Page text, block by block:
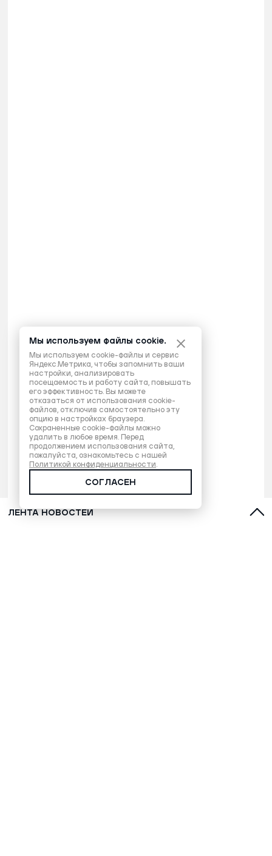
ЛЕНТА НОВОСТЕЙ
Мы используем файлы cookie.
Мы используем cookie-файлы и сервис
Яндекс.Метрика, чтобы запомнить ваши
настройки, анализировать
посещаемость и работу сайта, повышать
его эффективность. Вы можете
отказаться от использования cookie-
файлов, отключив самостоятельно эту
опцию в настройках браузера.
Сохраненные cookie-файлы можно
удалить в любое время. Перед
продолжением использования сайта,
пожалуйста, ознакомьтесь с нашей
Политикой конфиденциальности.
СОГЛАСЕН